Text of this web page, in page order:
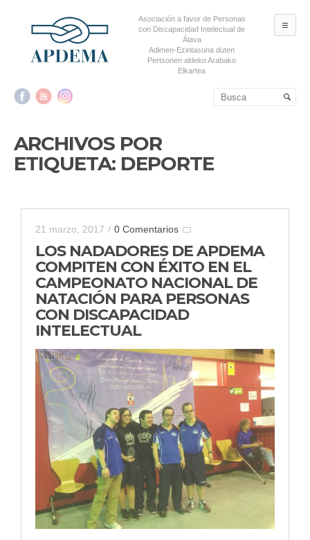
Asociación a favor de Personas
con Discapacidad Intelectual de
Álava
Adimen-Ezintasuna duten
Pertsonen aldeko Arabako
Elkartea
secundario
ARCHIVOS POR
ETIQUETA: DEPORTE
21 marzo, 2017 / 0 Comentarios
LOS NADADORES DE APDEMA
COMPITEN CON ÉXITO EN EL
CAMPEONATO NACIONAL DE
NATACIÓN PARA PERSONAS
CON DISCAPACIDAD
INTELECTUAL